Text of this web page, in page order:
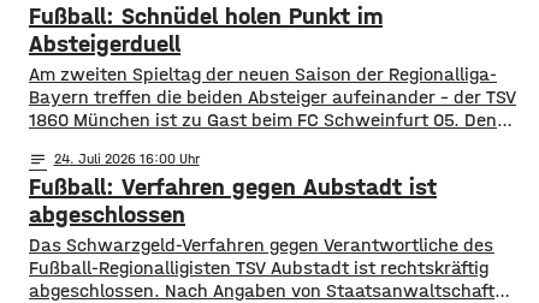
Fußball: Schnüdel holen Punkt im
Absteigerduell
Am zweiten Spieltag der neuen Saison der Regionalliga-
Bayern treffen die beiden Absteiger aufeinander – der TSV
1860 München ist zu Gast beim FC Schweinfurt 05. Den
Minuten köpfte Neuzugang Prodanovic die
Heimmannschaft zum 1:0. In der 34. Minute dann aber der
Ausgleich für die Löwen. Noch
notes 24. Juli 2026 16:00
Fußball: Verfahren gegen Aubstadt ist
abgeschlossen
Das Schwarzgeld-Verfahren gegen Verantwortliche des
Fußball-Regionalligisten TSV Aubstadt ist rechtskräftig
abgeschlossen. Nach Angaben von Staatsanwaltschaft